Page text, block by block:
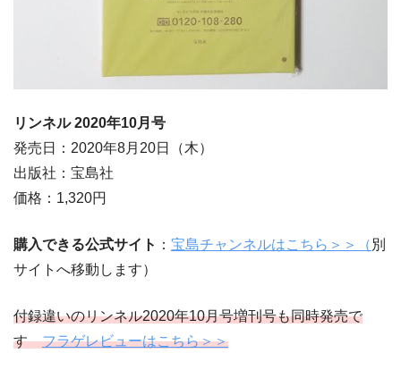
リンネル 2020年10月号
発売日：2020年8月20日（木）
出版社：宝島社
価格：1,320円
購入できる公式サイト ： 宝島チャンネルはこちら＞＞（ 別
サイトへ移動します）
付録違いのリンネル2020年10月号増刊号も同時発売で
すフラゲレビューはこちら＞＞